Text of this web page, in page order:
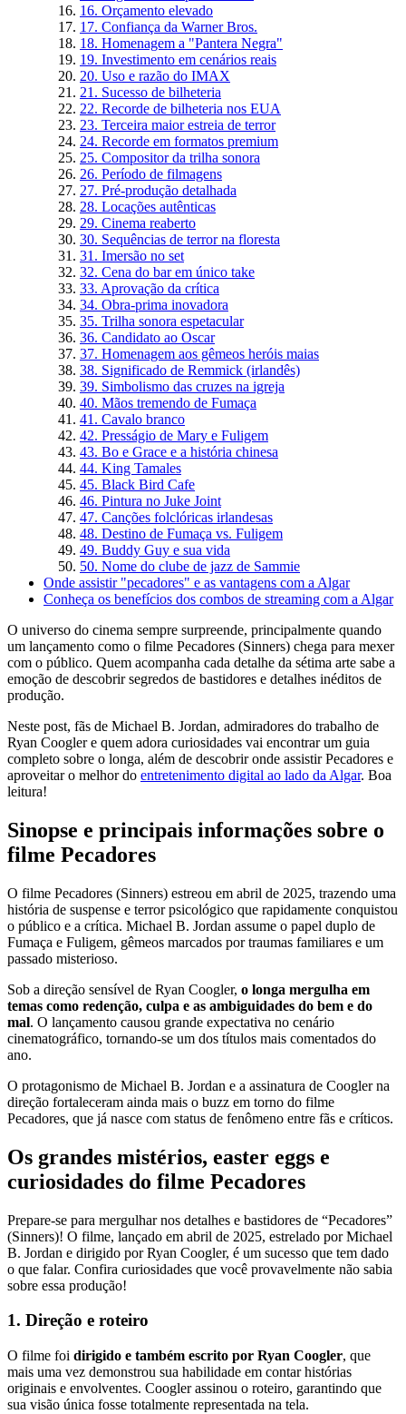
16. Orçamento elevado
17. Confiança da Warner Bros.
18. Homenagem a "Pantera Negra"
19. Investimento em cenários reais
20. Uso e razão do IMAX
21. Sucesso de bilheteria
22. Recorde de bilheteria nos EUA
23. Terceira maior estreia de terror
24. Recorde em formatos premium
25. Compositor da trilha sonora
26. Período de filmagens
27. Pré-produção detalhada
28. Locações autênticas
29. Cinema reaberto
30. Sequências de terror na floresta
31. Imersão no set
32. Cena do bar em único take
33. Aprovação da crítica
34. Obra-prima inovadora
35. Trilha sonora espetacular
36. Candidato ao Oscar
37. Homenagem aos gêmeos heróis maias
38. Significado de Remmick (irlandês)
39. Simbolismo das cruzes na igreja
40. Mãos tremendo de Fumaça
41. Cavalo branco
42. Presságio de Mary e Fuligem
43. Bo e Grace e a história chinesa
44. King Tamales
45. Black Bird Cafe
46. Pintura no Juke Joint
47. Canções folclóricas irlandesas
48. Destino de Fumaça vs. Fuligem
49. Buddy Guy e sua vida
50. Nome do clube de jazz de Sammie
Onde assistir "pecadores" e as vantagens com a Algar
Conheça os benefícios dos combos de streaming com a Algar
O universo do cinema sempre surpreende, principalmente quando
um lançamento como o filme Pecadores (Sinners) chega para mexer
com o público. Quem acompanha cada detalhe da sétima arte sabe a
emoção de descobrir segredos de bastidores e detalhes inéditos de
produção.
Neste post, fãs de Michael B. Jordan, admiradores do trabalho de
Ryan Coogler e quem adora curiosidades vai encontrar um guia
completo sobre o longa, além de descobrir onde assistir Pecadores e
aproveitar o melhor do entretenimento digital ao lado da Algar. Boa
leitura!
Sinopse e principais informações sobre o
filme Pecadores
O filme Pecadores (Sinners) estreou em abril de 2025, trazendo uma
história de suspense e terror psicológico que rapidamente conquistou
o público e a crítica. Michael B. Jordan assume o papel duplo de
Fumaça e Fuligem, gêmeos marcados por traumas familiares e um
passado misterioso.
Sob a direção sensível de Ryan Coogler, o longa mergulha em
temas como redenção, culpa e as ambiguidades do bem e do
mal. O lançamento causou grande expectativa no cenário
cinematográfico, tornando-se um dos títulos mais comentados do
ano.
O protagonismo de Michael B. Jordan e a assinatura de Coogler na
direção fortaleceram ainda mais o buzz em torno do filme
Pecadores, que já nasce com status de fenômeno entre fãs e críticos.
Os grandes mistérios, easter eggs e
curiosidades do filme Pecadores
Prepare-se para mergulhar nos detalhes e bastidores de “Pecadores”
(Sinners)! O filme, lançado em abril de 2025, estrelado por Michael
B. Jordan e dirigido por Ryan Coogler, é um sucesso que tem dado
o que falar. Confira curiosidades que você provavelmente não sabia
sobre essa produção!
1. Direção e roteiro
O filme foi dirigido e também escrito por Ryan Coogler, que
mais uma vez demonstrou sua habilidade em contar histórias
originais e envolventes. Coogler assinou o roteiro, garantindo que
sua visão única fosse totalmente representada na tela.